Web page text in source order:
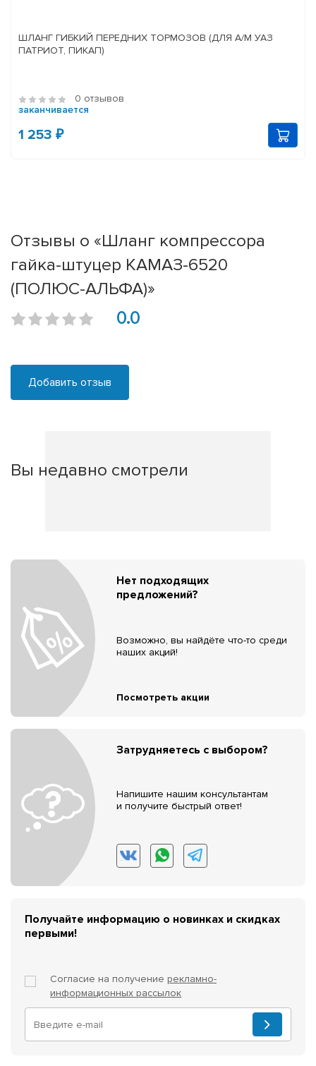
ШЛАНГ ГИБКИЙ ПЕРЕДНИХ ТОРМОЗОВ (ДЛЯ А/М УАЗ
ПАТРИОТ, ПИКАП)
0 отзывов
заканчивается
1 253 ₽
Отзывы о «Шланг компрессора
гайка-штуцер КАМАЗ-6520
(ПОЛЮС-АЛЬФА)»
0.0
Добавить отзыв
Вы недавно смотрели
Нет подходящих
предложений?
Возможно, вы найдёте что-то среди
наших акций!
Посмотреть акции
Затрудняетесь с выбором?
Напишите нашим консультантам
и получите быстрый ответ!
Получайте информацию о новинках и скидках
первыми!
Согласие на получение рекламно-
информационных рассылок